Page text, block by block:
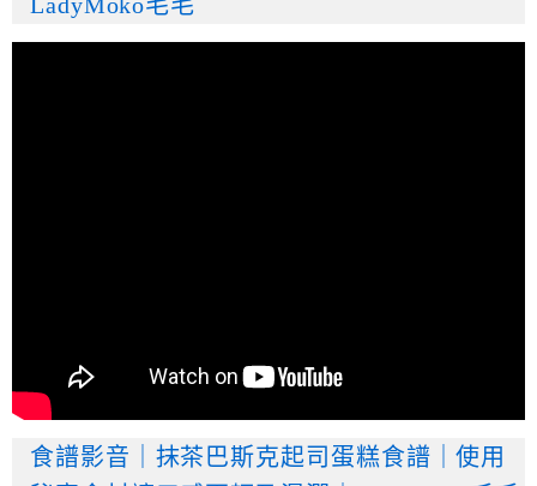
LadyMoko毛毛
食譜影音｜抹茶巴斯克起司蛋糕食譜｜使用